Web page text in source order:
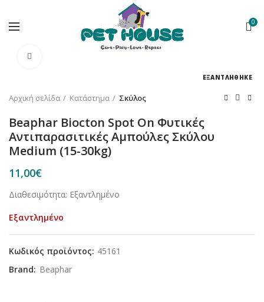
0
ΕΞΑΝΤΛΗΘΗΚΕ
Αρχική σελίδα Κατάστημα Σκύλος
Beaphar Biocton Spot On Φυτικές
Αντιπαρασιτικές Αμπούλες Σκύλου
Medium (15-30kg)
11,00€
Διαθεσιμότητα: Εξαντλημένο
Εξαντλημένο
Κωδικός προϊόντος: 45161
Brand: Beaphar